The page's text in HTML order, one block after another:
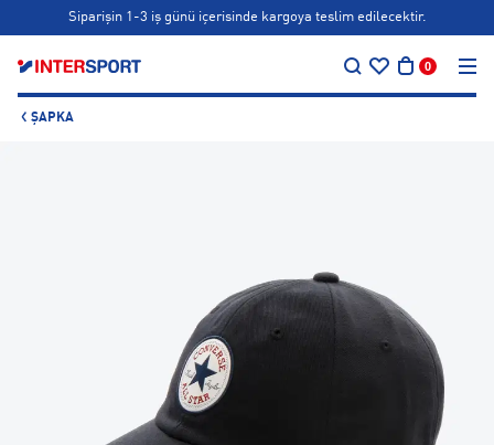
Siparişin 1-3 iş günü içerisinde kargoya teslim edilecektir.
0
ŞAPKA